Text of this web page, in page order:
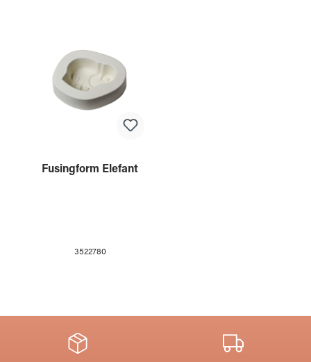
Fusingform Elefant
3522780